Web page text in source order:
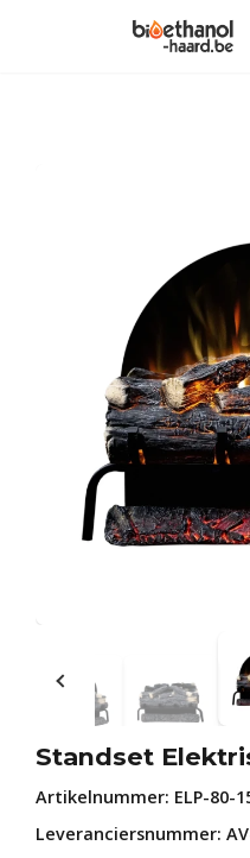
Standset
Artikelnummer: ELP-80-
Leveranciersnummer: